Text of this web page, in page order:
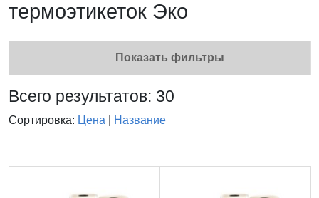
термоэтикеток Эко
Показать фильтры
Всего результатов: 30
Сортировка: Цена Название